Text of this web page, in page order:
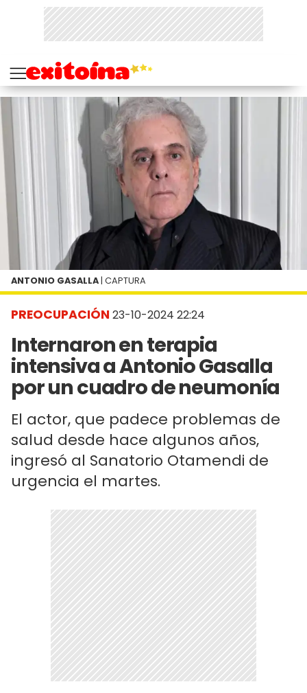
PREOCUPACIÓN 23-10-2024 22:24
Internaron en terapia
intensiva a Antonio Gasalla
por un cuadro de neumonía
El actor, que padece problemas de
salud desde hace algunos años,
ingresó al Sanatorio Otamendi de
urgencia el martes.
ANTONIO GASALLA | CAPTURA